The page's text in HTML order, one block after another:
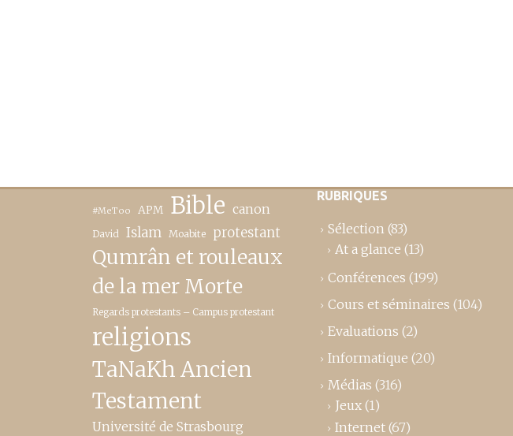
#MeToo APM Bible canon
David Islam Moabite protestant
Qumrân et rouleaux
de la mer Morte
Regards protestants – Campus protestant
religions
TaNaKh Ancien
Testament
Université de Strasbourg
RUBRIQUES
Sélection (83)
At a glance (13)
Conférences (199)
Cours et séminaires (104)
Evaluations (2)
Informatique (20)
Médias (316)
Jeux (1)
Internet (67)